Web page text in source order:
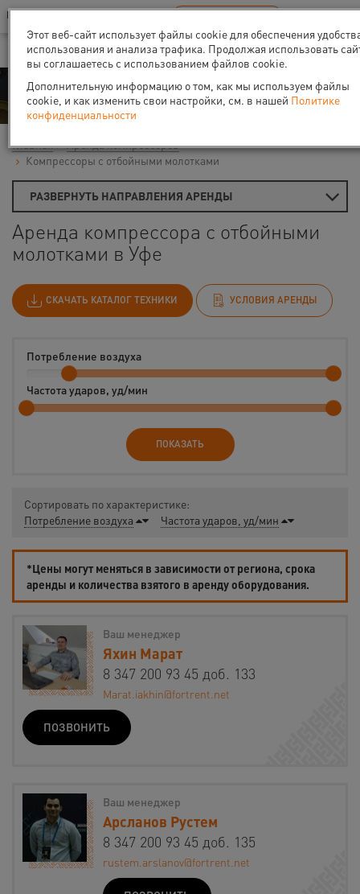
Ваш город:Уфа
В Вашем регионе нет наших офисов RU EN
Аренда
Главная
Аренда компрессоров
Компрессоры с отбойными молотками
РАЗВЕРНУТЬ НАПРАВЛЕНИЯ АРЕНДЫ
Аренда компрессора с отбойными
молотками в Уфе
СКАЧАТЬ КАТАЛОГ ТЕХНИКИ УСЛОВИЯ АРЕНДЫ
Потребление воздуха
Частота ударов, уд/мин
ПОКАЗАТЬ
Сортировать по характеристике:
Потребление воздуха
Частота ударов, уд/мин
*Цены могут меняться в зависимости от региона, срока
аренды и количества взятого в аренду оборудования.
Ваш менеджер
Яхин Марат
8 347 200 93 45 доб. 133
Marat.iakhin@fortrent.net
ПОЗВОНИТЬ
Ваш менеджер
Арсланов Рустем
8 347 200 93 45 доб. 135
rustem.arslanov@fortrent.net
Этот веб-сайт использует файлы cookie для обеспечения
использования и анализа трафика. Продолжая использовать
вы соглашаетесь с использованием файлов cookie.
Дополнительную информацию о том, как мы используем файлы
cookie, и как изменить свои настройки, см. в нашей Политике
конфиденциальности